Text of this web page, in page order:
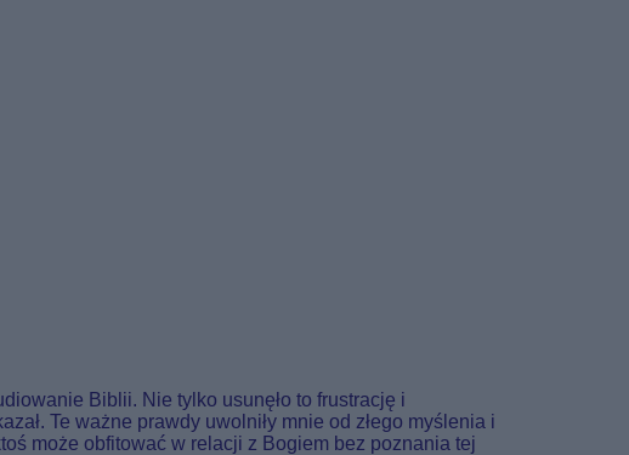
Biblii. Nie tylko usunęło to frustrację i
Te ważne prawdy uwolniły mnie od złego myślenia i
może obfitować w relacji z Bogiem bez poznania tej